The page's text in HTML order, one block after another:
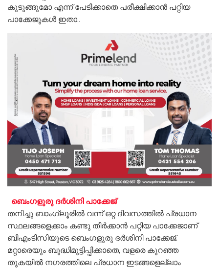
കുടുങ്ങുമോ എന്ന് പേടിക്കാതെ പരീക്ഷിക്കാൻ പറ്റിയ
പാക്കേജുകൾ ഇതാ..
ബെംഗളുരു ദർശിനി പാക്കേജ്
തനിച്ചു ബാംഗ്ലൂരിൽ വന്ന് ഒറ്റ ദിവസത്തിൽ പ്രധാന
സ്ഥലങ്ങളെക്കാം കണ്ടു തീർക്കാൻ പറ്റിയ പാക്കേജാണ്
ബിഎംടിസിയുടെ ബെംഗളുരു ദർശിനി പാക്കേജ്.
മറ്റാരെയും ബുദ്ധിമുട്ടിപ്പിക്കാതെ, വളരെ കുറഞ്ഞ
തുകയിൽ നഗരത്തിലെ പ്രധാന ഇടങ്ങളെല്ലാം